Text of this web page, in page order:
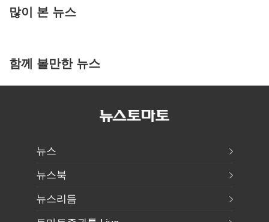
많이 본 뉴스
함께 볼만한 뉴스
뉴스
뉴스북
뉴스리듬